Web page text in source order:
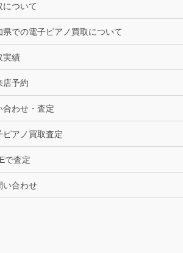
について
県での電子ピアノ買取について
実績
店予約
合わせ・査定
ピアノ買取査定
で査定
い合わせ